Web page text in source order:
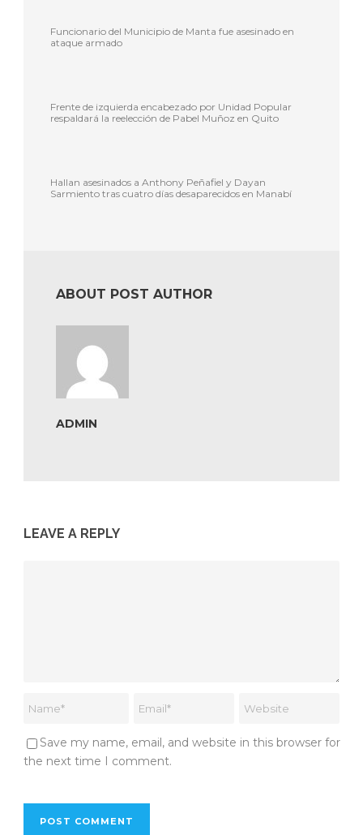
Funcionario del Municipio de Manta fue asesinado en
ataque armado
Frente de izquierda encabezado por Unidad Popular
respaldará la reelección de Pabel Muñoz en Quito
Hallan asesinados a Anthony Peñafiel y Dayan
Sarmiento tras cuatro días desaparecidos en Manabí
ABOUT POST AUTHOR
ADMIN
LEAVE A REPLY
Save my name, email, and website in this browser for
the next time I comment.